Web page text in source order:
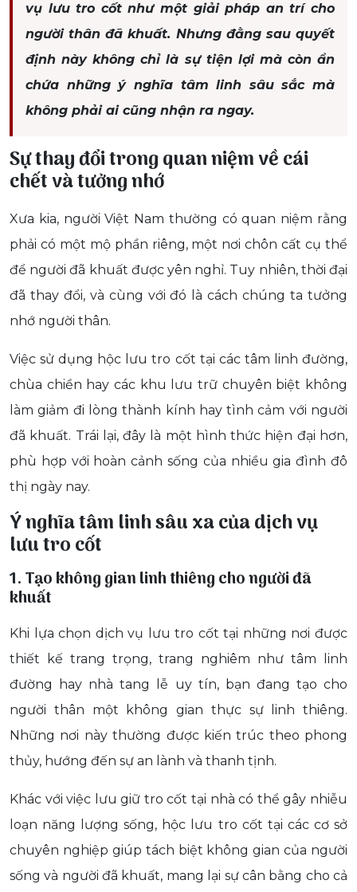
vụ lưu tro cốt như một giải pháp an trí cho
người thân đã khuất. Nhưng đằng sau quyết
định này không chỉ là sự tiện lợi mà còn ẩn
chứa những ý nghĩa tâm linh sâu sắc mà
không phải ai cũng nhận ra ngay.
Sự thay đổi trong quan niệm về cái
chết và tưởng nhớ
Xưa kia, người Việt Nam thường có quan niệm rằng
phải có một mộ phần riêng, một nơi chôn cất cụ thể
để người đã khuất được yên nghỉ. Tuy nhiên, thời đại
đã thay đổi, và cùng với đó là cách chúng ta tưởng
nhớ người thân.
Việc sử dụng hộc lưu tro cốt tại các tâm linh đường,
chùa chiền hay các khu lưu trữ chuyên biệt không
làm giảm đi lòng thành kính hay tình cảm với người
đã khuất. Trái lại, đây là một hình thức hiện đại hơn,
phù hợp với hoàn cảnh sống của nhiều gia đình đô
thị ngày nay.
Ý nghĩa tâm linh sâu xa của dịch vụ
lưu tro cốt
1. Tạo không gian linh thiêng cho người đã
khuất
Khi lựa chọn dịch vụ lưu tro cốt tại những nơi được
thiết kế trang trọng, trang nghiêm như tâm linh
đường hay nhà tang lễ uy tín, bạn đang tạo cho
người thân một không gian thực sự linh thiêng.
Những nơi này thường được kiến trúc theo phong
thủy, hướng đến sự an lành và thanh tịnh.
Khác với việc lưu giữ tro cốt tại nhà có thể gây nhiễu
loạn năng lượng sống, hộc lưu tro cốt tại các cơ sở
chuyên nghiệp giúp tách biệt không gian của người
sống và người đã khuất, mang lại sự cân bằng cho cả